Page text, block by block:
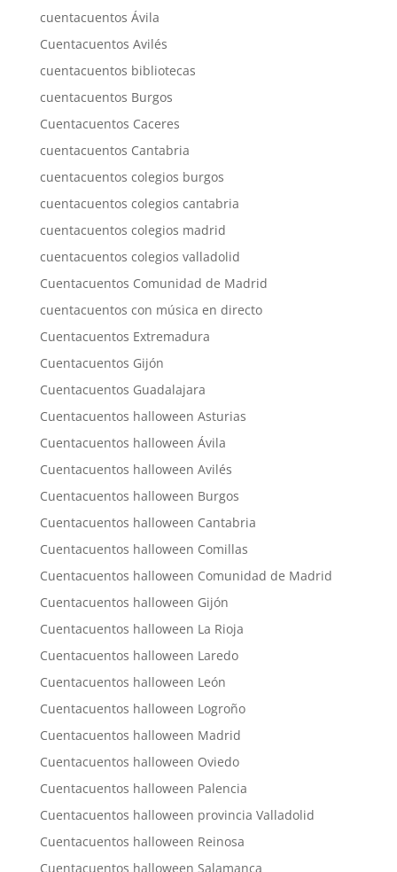
cuentacuentos Ávila
Cuentacuentos Avilés
cuentacuentos bibliotecas
cuentacuentos Burgos
Cuentacuentos Caceres
cuentacuentos Cantabria
cuentacuentos colegios burgos
cuentacuentos colegios cantabria
cuentacuentos colegios madrid
cuentacuentos colegios valladolid
Cuentacuentos Comunidad de Madrid
cuentacuentos con música en directo
Cuentacuentos Extremadura
Cuentacuentos Gijón
Cuentacuentos Guadalajara
Cuentacuentos halloween Asturias
Cuentacuentos halloween Ávila
Cuentacuentos halloween Avilés
Cuentacuentos halloween Burgos
Cuentacuentos halloween Cantabria
Cuentacuentos halloween Comillas
Cuentacuentos halloween Comunidad de Madrid
Cuentacuentos halloween Gijón
Cuentacuentos halloween La Rioja
Cuentacuentos halloween Laredo
Cuentacuentos halloween León
Cuentacuentos halloween Logroño
Cuentacuentos halloween Madrid
Cuentacuentos halloween Oviedo
Cuentacuentos halloween Palencia
Cuentacuentos halloween provincia Valladolid
Cuentacuentos halloween Reinosa
Cuentacuentos halloween Salamanca